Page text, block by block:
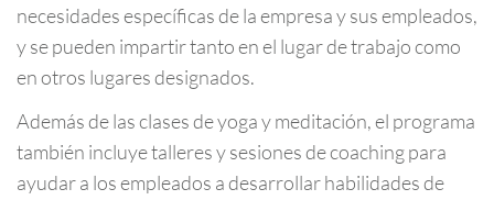
necesidades específicas de la empresa y sus empleados,
y se pueden impartir tanto en el lugar de trabajo como
en otros lugares designados.
Además de las clases de yoga y meditación, el programa
también incluye talleres y sesiones de coaching para
ayudar a los empleados a desarrollar habilidades de